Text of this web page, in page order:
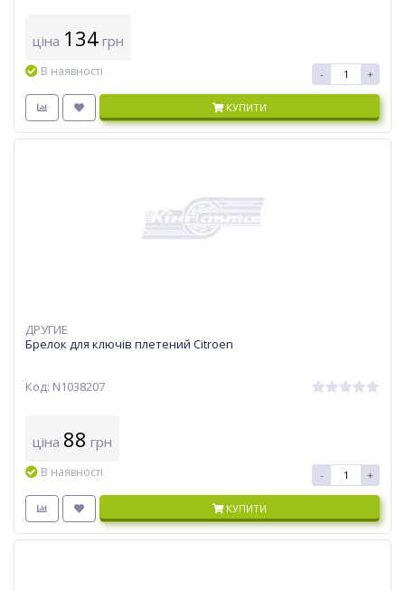
ціна 134 грн
В наявності - +
КУПИТИ
ДРУГИЕ
Брелок для ключів плетений Citroen
Код: N1038207
ціна 88 грн
В наявності - +
КУПИТИ